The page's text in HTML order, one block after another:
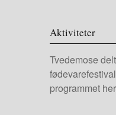
Aktiviteter
Tvedemose
programmet